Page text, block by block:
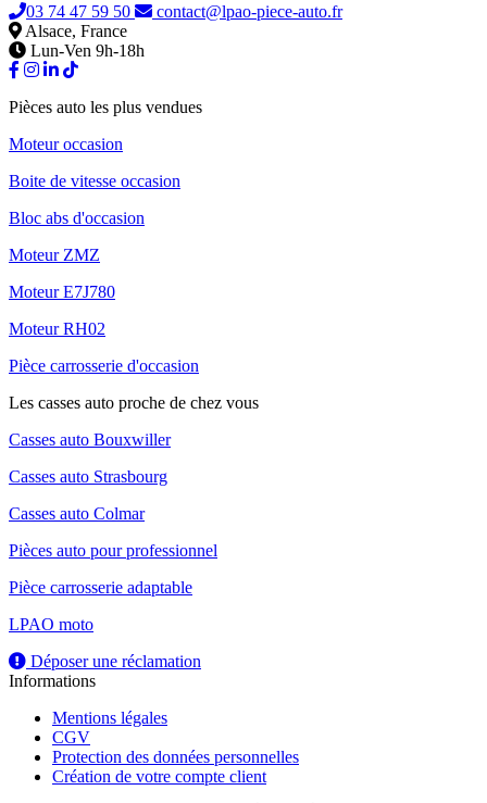
03 74 47 59 50
contact@lpao-piece-auto.fr
Alsace, France
Lun-Ven 9h-18h
Pièces auto les plus vendues
Moteur occasion
Boite de vitesse occasion
Bloc abs d'occasion
Moteur ZMZ
Moteur E7J780
Moteur RH02
Pièce carrosserie d'occasion
Les casses auto proche de chez vous
Casses auto Bouxwiller
Casses auto Strasbourg
Casses auto Colmar
Pièces auto pour professionnel
Pièce carrosserie adaptable
LPAO moto
Déposer une réclamation
Informations
Mentions légales
CGV
Protection des données personnelles
Création de votre compte client